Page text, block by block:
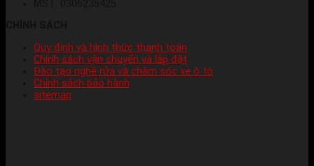
Quy định và hình thức thanh toán
Chính sách vận chuyển và lắp đặt
Đào tạo nghề rửa và chăm sóc xe ô tô
Chính sách bảo hành
sitemap